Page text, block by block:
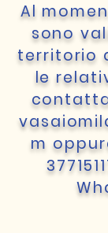
Al
sono
territorio
le
m